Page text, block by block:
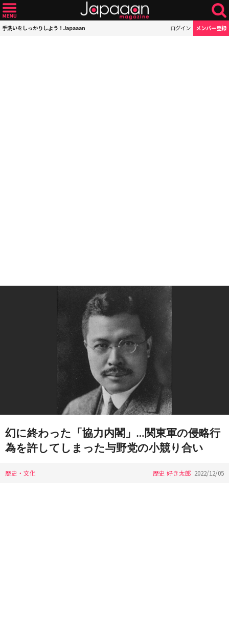
手洗いをしっかりしよう！Japaaan ログイン メンバー登録
幻に終わった「協力内閣」…関東軍の侵略行
為を許してしまった与野党の小競り合い
歴史・文化 歴史 好き太郎 2022/12/05